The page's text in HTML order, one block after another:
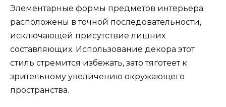
Элементарные формы предметов интерьера
расположены в точной последовательности,
исключающей присутствие лишних
составляющих. Использование декора этот
стиль стремится избежать, зато тяготеет к
зрительному увеличению окружающего
пространства.